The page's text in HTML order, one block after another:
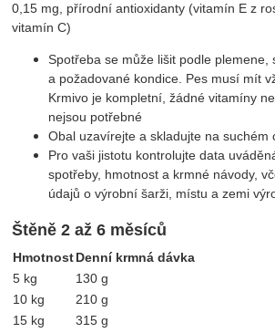
0,15 mg, přírodní antioxidanty (vitamín E z
vitamín C)
Spotřeba se může lišit podle plemene,
a požadované kondice. Pes musí mít
Krmivo je kompletní, žádné vitamíny
nejsou potřebné
Obal uzavírejte a skladujte na suchém
Pro vaši jistotu kontrolujte data
spotřeby, hmotnost a krmné návody,
údajů o výrobní šarži, místu a zemi
Štěně 2 až 6 měsíců
HmotnostDenní krmná dávka
5 kg
130 g
10 kg
210 g
15 kg
315 g